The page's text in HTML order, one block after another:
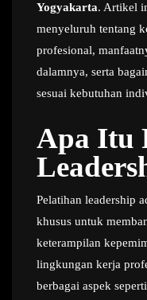
Yogyakarta. Artikel
menyeluruh tentang
profesional,
dalamnya, serta
sesuai kebutuhan
Apa Itu
Pelatihan leadership
khusus untuk
keterampilan
lingkungan kerja
berbagai aspek